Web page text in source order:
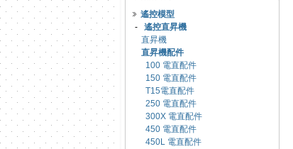
遙控模型
- 遙控直昇機
直昇機
直昇機配件
100 電直配件
150 電直配件
T15電直配件
250 電直配件
300X 電直配件
450 電直配件
450L 電直配件